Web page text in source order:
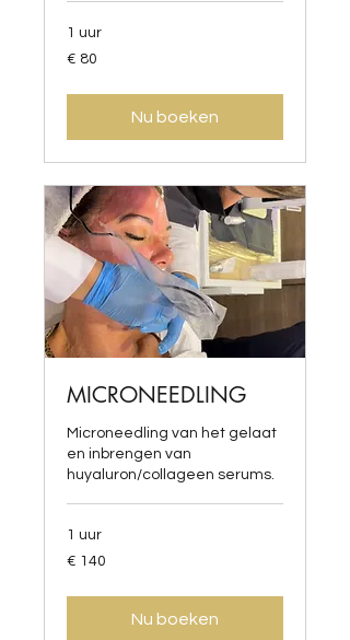
1 uur
80
euro
€ 80
Nu boeken
MICRONEEDLING
Microneedling van het gelaat
en inbrengen van
huyaluron/collageen serums.
1 uur
140
euro
€ 140
Nu boeken